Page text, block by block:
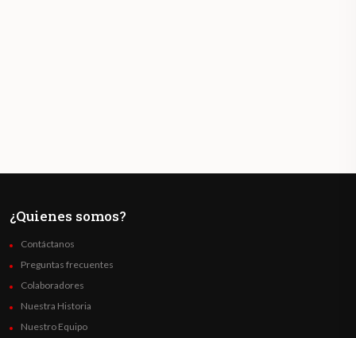
¿Quienes somos?
Contáctanos
Preguntas frecuentes
Colaboradores
Nuestra Historia
Nuestro Equipo